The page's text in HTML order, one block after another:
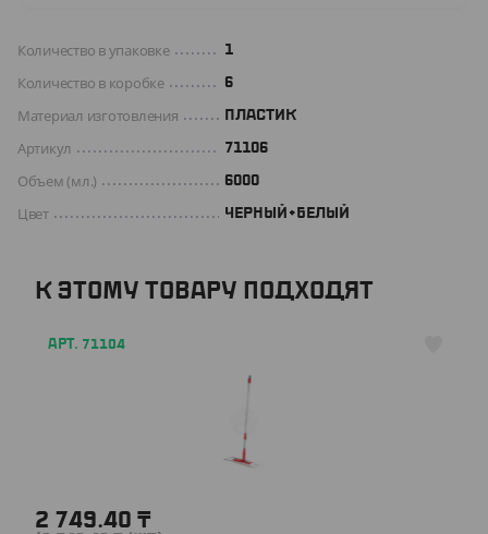
Количество в упаковке 1
Количество в коробке 6
Материал изготовления ПЛАСТИК
Артикул 71106
Объем (мл.) 6000
Цвет ЧЕРНЫЙ+БЕЛЫЙ
К ЭТОМУ ТОВАРУ ПОДХОДЯТ
АРТ. 71104
2 749.40 ₸